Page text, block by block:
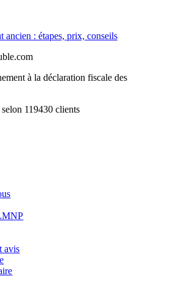
ancien : étapes, prix, conseils
à la déclaration fiscale des
selon 119430 clients
avis